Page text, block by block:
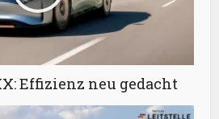
Effizienz neu gedacht